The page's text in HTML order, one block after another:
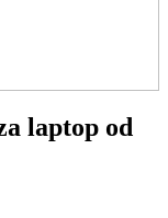
laptop od